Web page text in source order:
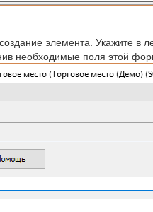
элемента. Укажите в
необходимые поля этой